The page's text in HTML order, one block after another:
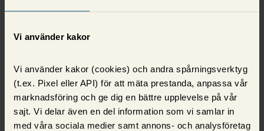
Vi använder kakor
Vi använder kakor (cookies) och andra spårningsverktyg
(t.ex. Pixel eller API) för att mäta prestanda, anpassa vår
marknadsföring och ge dig en bättre upplevelse på vår
sajt. Vi delar även en del information som vi samlar in
med våra sociala medier samt annons- och analysföretag